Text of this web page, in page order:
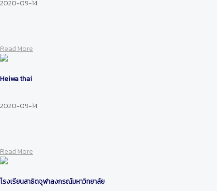
2020-09-14
Read More
Heiwa thai
2020-09-14
Read More
โรงเรียนสาธิตจุฬาลงกรณ์มหาวิทยาลัย